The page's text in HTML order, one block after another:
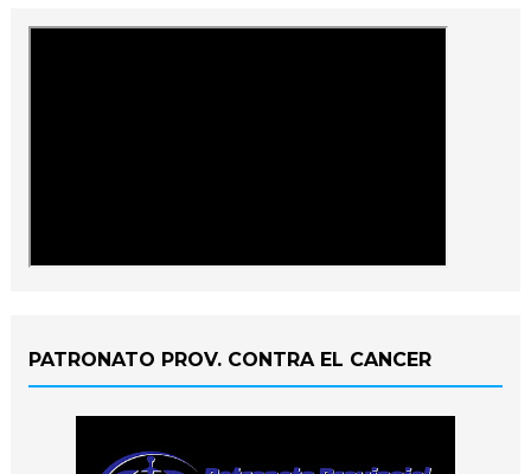
PATRONATO PROV. CONTRA EL CANCER